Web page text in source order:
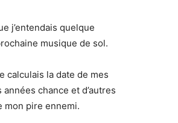
j’entendais quelque
musique de sol.
calculais la date de mes
chance et d’autres
mon pire ennemi.